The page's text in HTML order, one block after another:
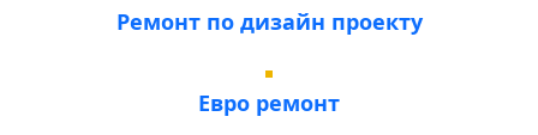
Ремонт по дизайн проекту
Евро ремонт